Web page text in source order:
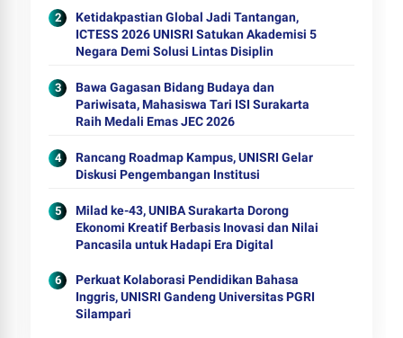
Ketidakpastian Global Jadi Tantangan,
ICTESS 2026 UNISRI Satukan Akademisi 5
Negara Demi Solusi Lintas Disiplin
Bawa Gagasan Bidang Budaya dan
Pariwisata, Mahasiswa Tari ISI Surakarta
Raih Medali Emas JEC 2026
Rancang Roadmap Kampus, UNISRI Gelar
Diskusi Pengembangan Institusi
Milad ke-43, UNIBA Surakarta Dorong
Ekonomi Kreatif Berbasis Inovasi dan Nilai
Pancasila untuk Hadapi Era Digital
Perkuat Kolaborasi Pendidikan Bahasa
Inggris, UNISRI Gandeng Universitas PGRI
Silampari